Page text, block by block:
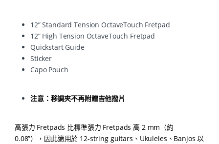
12” Standard Tension OctaveTouch Fretpad
12” High Tension OctaveTouch Fretpad
Quickstart Guide
Sticker
Capo Pouch
注意：移調夾不再附贈吉他撥片
高張力 Fretpads 比標準張力 Fretpads 高 2 mm（約
0.08”），因此適用於 12-string guitars、Ukuleles、Banjos 以